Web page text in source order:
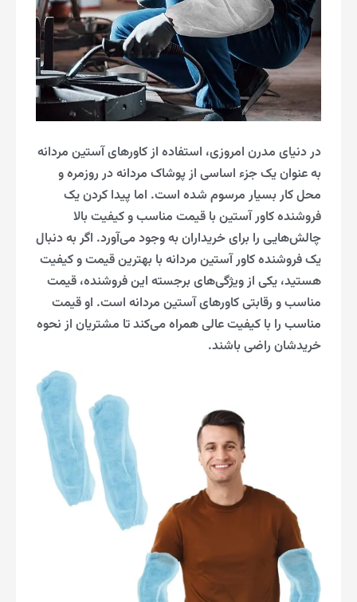
در دنیای مدرن امروزی، استفاده از کاورهای آستین مردانه
به عنوان یک جزء اساسی از پوشاک مردانه در روزمره و
محل کار بسیار مرسوم شده است. اما پیدا کردن یک
فروشنده کاور آستین با قیمت مناسب و کیفیت بالا
چالش‌هایی را برای خریداران به وجود می‌آورد. اگر به دنبال
یک فروشنده کاور آستین مردانه با بهترین قیمت و کیفیت
هستید، یکی از ویژگی‌های برجسته این فروشنده، قیمت
مناسب و رقابتی کاورهای آستین مردانه است. او قیمت
مناسب را با کیفیت عالی همراه می‌کند تا مشتریان از نحوه
خریدشان راضی باشند.